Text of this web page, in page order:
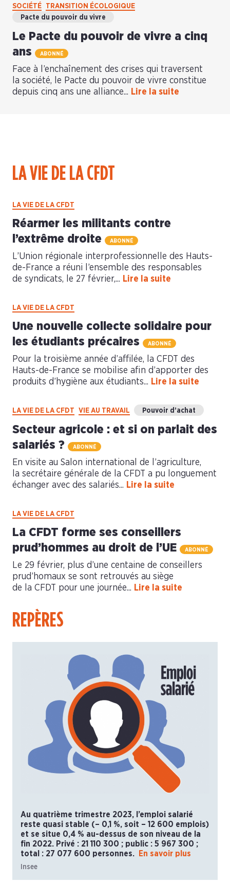
SOCIÉTÉ
TRANSITION ÉCOLOGIQUE
Pacte du pouvoir du vivre
Le Pacte du pouvoir de vivre a cinq
ans
ABONNÉ
Face à l’enchaînement des crises qui traversent
la société, le Pacte du pouvoir de vivre constitue
depuis cinq ans une alliance... Lire la suite
LA VIE DE LA CFDT
LA VIE DE LA CFDT
Réarmer les militants contre
l’extrême droite
ABONNÉ
L’Union régionale interprofessionnelle des Hauts-
de-France a réuni l’ensemble des responsables
de syndicats, le 27 février,... Lire la suite
LA VIE DE LA CFDT
Une nouvelle collecte solidaire pour
les étudiants précaires
ABONNÉ
Pour la troisième année d’affilée, la CFDT des
Hauts-de-France se mobilise afin d’apporter des
produits d’hygiène aux étudiants... Lire la suite
LA VIE DE LA CFDT VIE AU TRAVAIL Pouvoir d’achat
Secteur agricole : et si on parlait des
salariés ?
ABONNÉ
En visite au Salon international de l’agriculture,
la secrétaire générale de la CFDT a pu longuement
échanger avec des salariés... Lire la suite
LA VIE DE LA CFDT
La CFDT forme ses conseillers
prud’hommes au droit de l’UE
ABONNÉ
Le 29 février, plus d’une centaine de conseillers
prud’homaux se sont retrouvés au siège
de la CFDT pour une journée... Lire la suite
REPÈRES
Au quatrième trimestre 2023, l’emploi salarié
reste quasi stable (– 0,1 %, soit – 12 600 emplois)
et se situe 0,4 % au-dessus de son niveau de la
fin 2022. Privé : 21 110 300 ; public : 5 967 300 ;
total : 27 077 600 personnes.
En savoir plus
Insee